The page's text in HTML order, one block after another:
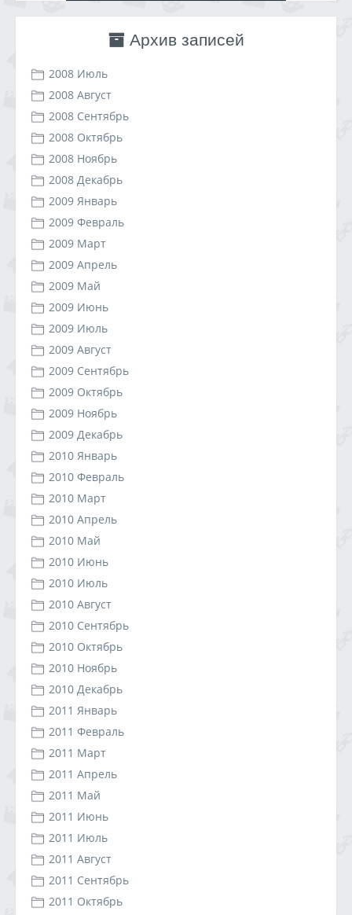
Архив записей
2008 Июль
2008 Август
2008 Сентябрь
2008 Октябрь
2008 Ноябрь
2008 Декабрь
2009 Январь
2009 Февраль
2009 Март
2009 Апрель
2009 Май
2009 Июнь
2009 Июль
2009 Август
2009 Сентябрь
2009 Октябрь
2009 Ноябрь
2009 Декабрь
2010 Январь
2010 Февраль
2010 Март
2010 Апрель
2010 Май
2010 Июнь
2010 Июль
2010 Август
2010 Сентябрь
2010 Октябрь
2010 Ноябрь
2010 Декабрь
2011 Январь
2011 Февраль
2011 Март
2011 Апрель
2011 Май
2011 Июнь
2011 Июль
2011 Август
2011 Сентябрь
2011 Октябрь